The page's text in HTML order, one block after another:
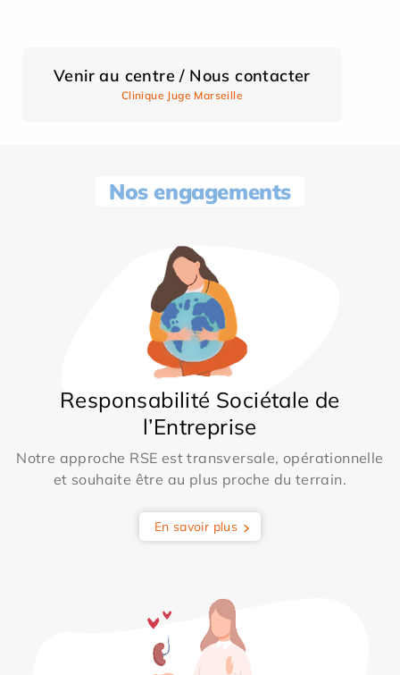
Venir au centre / Nous contacter
Clinique Juge Marseille
Nos engagements
Responsabilité Sociétale de
l’Entreprise
Notre approche RSE est transversale, opérationnelle
et souhaite être au plus proche du terrain.
En savoir plus